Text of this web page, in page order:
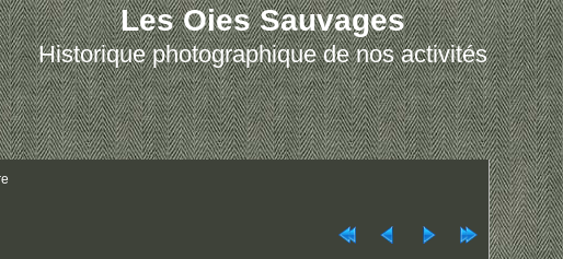
Les Oies Sauvages
Historique photographique de nos activités